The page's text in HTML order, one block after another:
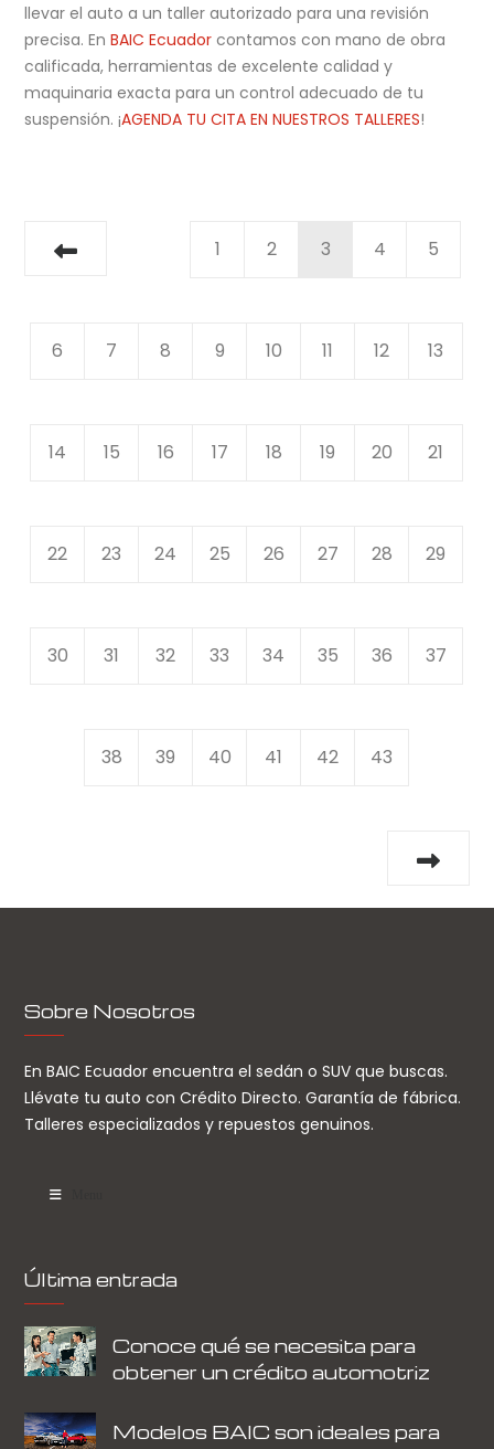
llevar el auto a un taller autorizado para una revisión
precisa. EnBAIC Ecuador contamos con mano de obra
calificada, herramientas de excelente calidad y
maquinaria exacta para un control adecuado de tu
suspensión. ¡AGENDA TU CITA EN NUESTROS TALLERES!
1 2 3 4 5
6 7 8 9 10 11 12 13
14 15 16 17 18 19 20 21
22 23 24 25 26 27 28 29
30 31 32 33 34 35 36 37
38 39 40 41 42 43
Sobre Nosotros
En BAIC Ecuador encuentra el sedán o SUV que buscas.
Llévate tu auto con Crédito Directo. Garantía de fábrica.
Talleres especializados y repuestos genuinos.
Última entrada
Conoce qué se necesita para
obtener un crédito automotriz
Modelos BAIC son ideales para